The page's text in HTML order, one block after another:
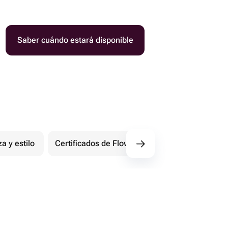
Saber cuándo estará disponible
y estilo Certificados de Flowwow